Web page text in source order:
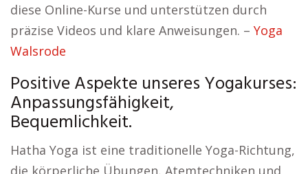
diese Online-Kurse und unterstützen durch
präzise Videos und klare Anweisungen. – Yoga
Walsrode
Positive Aspekte unseres Yogakurses:
Anpassungsfähigkeit,
Bequemlichkeit.
Hatha Yoga ist eine traditionelle Yoga-Richtung,
die körperliche Übungen, Atemtechniken und